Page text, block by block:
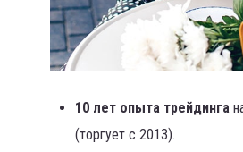
10 лет опыта трейдинга
(торгует с 2013).